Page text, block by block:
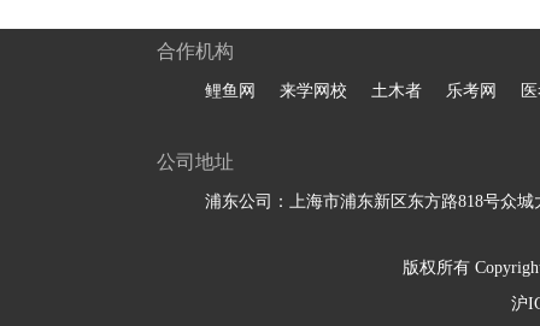
合作机构
鲤鱼网 来学网校 土木者 乐考网
公司地址
浦东公司：上海市浦东新区东方路818号众城
版权所有
沪